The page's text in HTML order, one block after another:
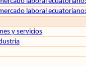
laboral
y servicios